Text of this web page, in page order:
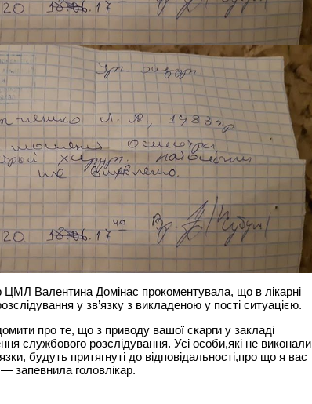
ЦМЛ Валентина Домінас прокоментувала, що в лікарні
у зв’язку з викладеною у пості ситуацією.
про те, що з приводу вашої скарги у закладі
службового розслідування. Усі особи,які не виконали
будуть притягнуті до відповідальності,про що я вас
запевнила головлікар.